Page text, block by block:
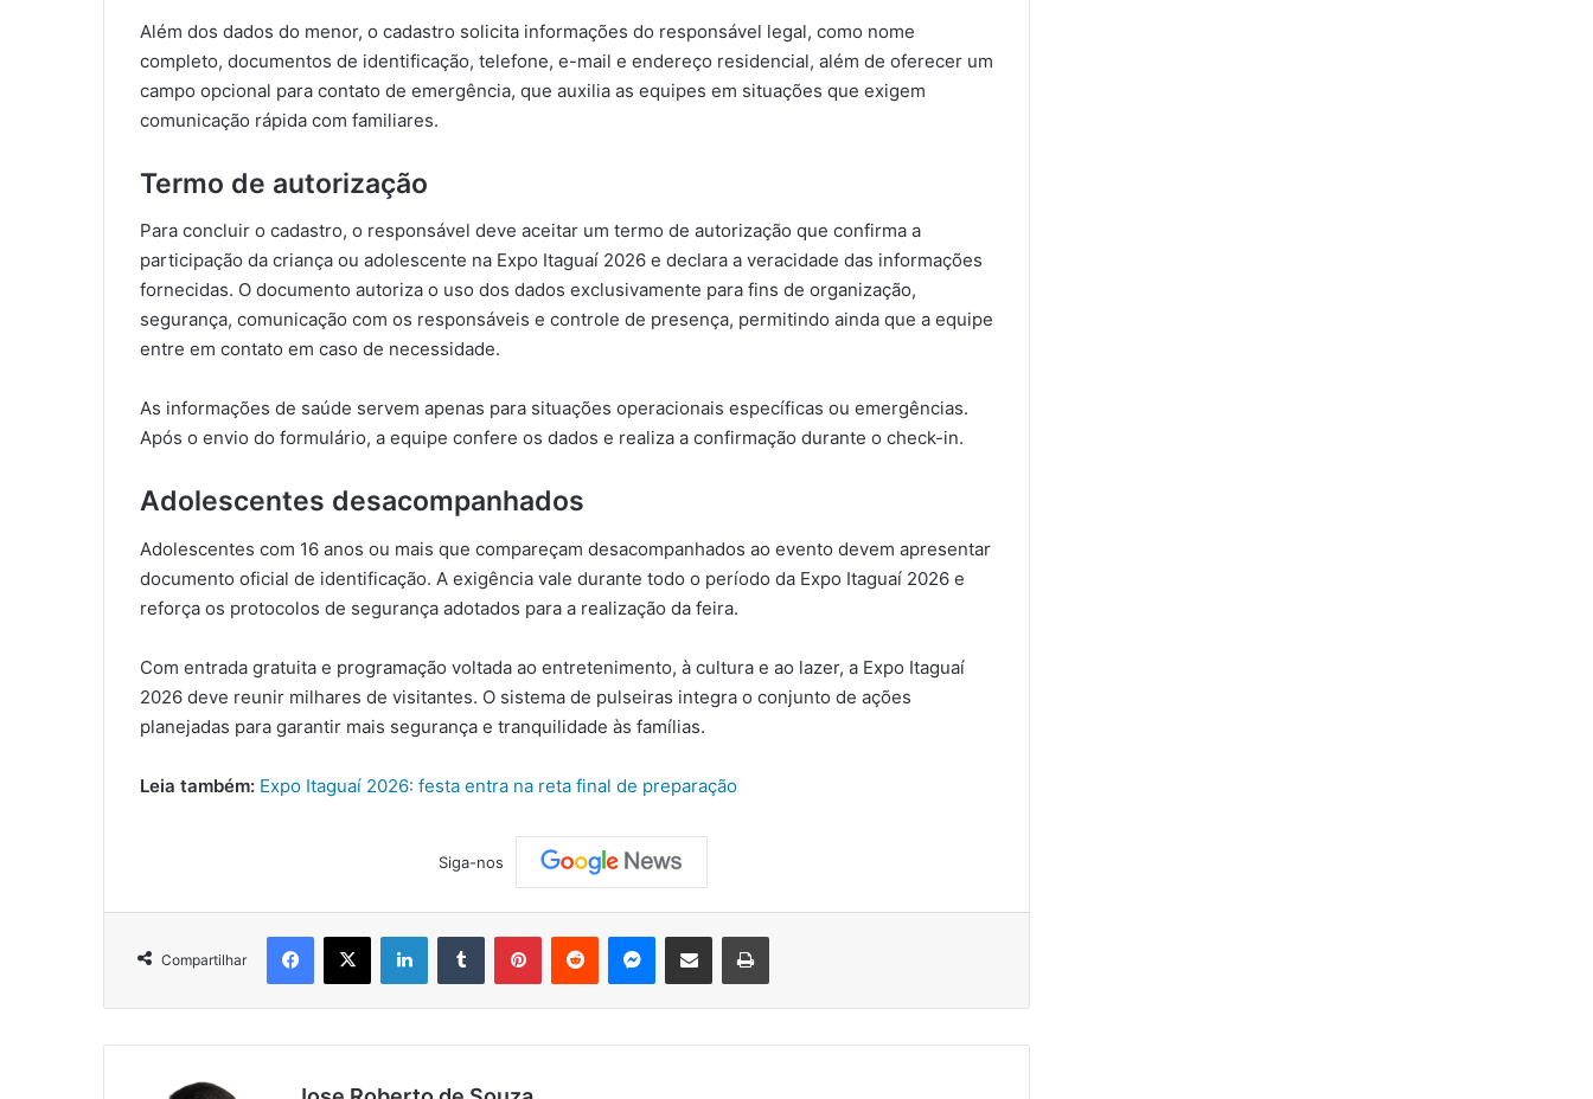
Além dos dados do menor, o cadastro solicita informações do responsável legal, como nome
completo, documentos de identificação, telefone, e-mail e endereço residencial, além de oferecer um
campo opcional para contato de emergência, que auxilia as equipes em situações que exigem
comunicação rápida com familiares.
Termo de autorização
Para concluir o cadastro, o responsável deve aceitar um termo de autorização que confirma a
participação da criança ou adolescente na Expo Itaguaí 2026 e declara a veracidade das informações
fornecidas. O documento autoriza o uso dos dados exclusivamente para fins de organização,
segurança, comunicação com os responsáveis e controle de presença, permitindo ainda que a equipe
entre em contato em caso de necessidade.
As informações de saúde servem apenas para situações operacionais específicas ou emergências.
Após o envio do formulário, a equipe confere os dados e realiza a confirmação durante o check-in.
Adolescentes desacompanhados
Adolescentes com 16 anos ou mais que compareçam desacompanhados ao evento devem apresentar
documento oficial de identificação. A exigência vale durante todo o período da Expo Itaguaí 2026 e
reforça os protocolos de segurança adotados para a realização da feira.
Com entrada gratuita e programação voltada ao entretenimento, à cultura e ao lazer, a Expo Itaguaí
2026 deve reunir milhares de visitantes. O sistema de pulseiras integra o conjunto de ações
planejadas para garantir mais segurança e tranquilidade às famílias.
Leia também: Expo Itaguaí 2026: festa entra na reta final de preparação
Siga-nos
Compartilhar